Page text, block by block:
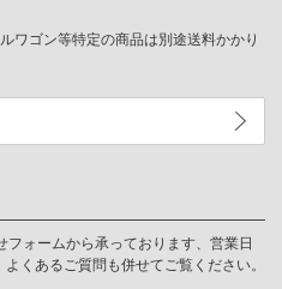
ワゴン等特定の商品は別途送料かかり
ォームから承っております、営業日
くあるご質問も併せてご覧ください。